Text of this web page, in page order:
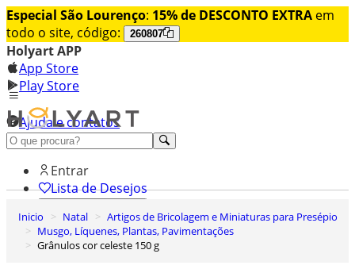
Especial São Lourenço: 15% de DESCONTO EXTRA em
todo o site, código:
260807
Holyart APP
App Store
Play Store
Ajuda e contatos
Conheça premium
Entrar
Lista de Desejos
Carrinho de Compras
Inicio Natal
Artigos de Bricolagem e Miniaturas para Presépio
Musgo, Líquenes, Plantas, Pavimentações
Grânulos cor celeste 150 g